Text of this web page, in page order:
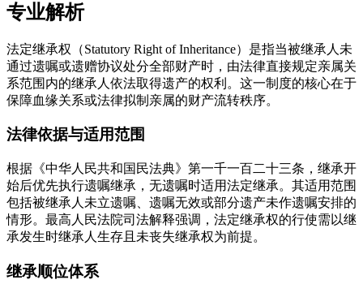
专业解析
法定继承权（Statutory Right of Inheritance）是指当被继承人未
通过遗嘱或遗赠协议处分全部财产时，由法律直接规定亲属关
系范围内的继承人依法取得遗产的权利。这一制度的核心在于
保障血缘关系或法律拟制亲属的财产流转秩序。
法律依据与适用范围
根据《中华人民共和国民法典》第一千一百二十三条，继承开
始后优先执行遗嘱继承，无遗嘱时适用法定继承。其适用范围
包括被继承人未立遗嘱、遗嘱无效或部分遗产未作遗嘱安排的
情形。最高人民法院司法解释强调，法定继承权的行使需以继
承发生时继承人生存且未丧失继承权为前提。
继承顺位体系